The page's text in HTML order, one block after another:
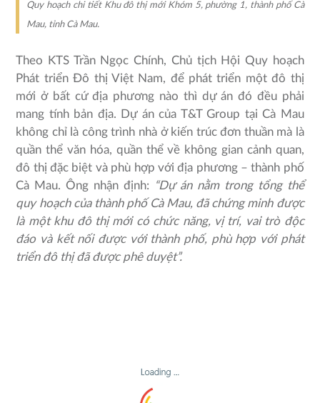
Quy hoạch chi tiết Khu đô thị mới Khóm 5, phường 1, thành phố Cà
Mau, tỉnh Cà Mau.
Theo KTS Trần Ngọc Chính, Chủ tịch Hội Quy hoạch
Phát triển Đô thị Việt Nam, để phát triển một đô thị
mới ở bất cứ địa phương nào thì dự án đó đều phải
mang tính bản địa. Dự án của T&T Group tại Cà Mau
không chỉ là công trình nhà ở kiến trúc đơn thuần mà là
quần thể văn hóa, quần thể về không gian cảnh quan,
đô thị đặc biệt và phù hợp với địa phương – thành phố
Cà Mau. Ông nhận định:
“Dự án nằm trong tổng thể
quy hoạch của thành phố Cà Mau, đã chứng minh được
là một khu đô thị mới có chức năng, vị trí, vai trò độc
đáo và kết nối được với thành phố, phù hợp với phát
triển đô thị đã được phê duyệt”.